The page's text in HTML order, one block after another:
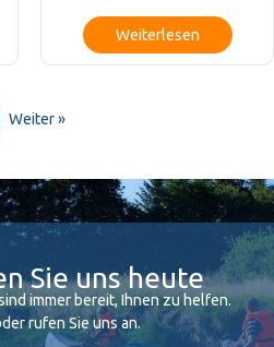
Weiterlesen
Weiter »
Sie uns heute
immer bereit, Ihnen zu helfen.
rufen Sie uns an.